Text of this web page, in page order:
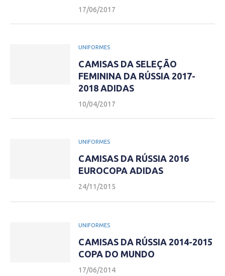
17/06/2017
UNIFORMES
CAMISAS DA SELEÇÃO
FEMININA DA RÚSSIA 2017-
2018 ADIDAS
10/04/2017
UNIFORMES
CAMISAS DA RÚSSIA 2016
EUROCOPA ADIDAS
24/11/2015
UNIFORMES
CAMISAS DA RÚSSIA 2014-2015
COPA DO MUNDO
17/06/2014